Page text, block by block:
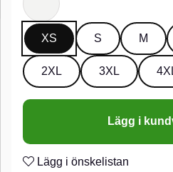
XS S M
2XL 3XL
Lägg i
Lägg i önskelistan